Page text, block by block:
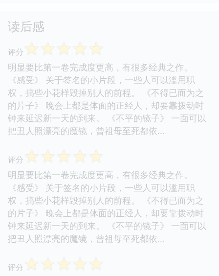
读后感
评分 ☆☆☆☆☆
明显要比第一卷完成度更高，有很多经典之作。
《感受》 关于签名的小片段，一些人可以滥用职
权，搞些小花样毁掉别人的前程。 《不得已而为之
的片子》 晚会上都是体面的正经人，却要靠拨动时
钟来延迟新一天的到来。 《不平的镜子》 一面可以
把丑人照漂亮的魔镜，曾祖母至死都依...
评分 ☆☆☆☆☆
明显要比第一卷完成度更高，有很多经典之作。
《感受》 关于签名的小片段，一些人可以滥用职
权，搞些小花样毁掉别人的前程。 《不得已而为之
的片子》 晚会上都是体面的正经人，却要靠拨动时
钟来延迟新一天的到来。 《不平的镜子》 一面可以
把丑人照漂亮的魔镜，曾祖母至死都依...
评分 ☆☆☆☆☆